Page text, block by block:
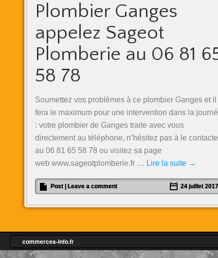
Plombier Ganges
appelez Sageot
Plomberie au 06 81
58 78
Soumettez vos problèmes à ce plombier Ganges et il
fera le maximum pour une intervention dans la
: votre plombier de Ganges traite avec vous
directement au téléphone, n’hésitez pas à le
au 06 81 65 58 78 ou visitez sa page
web www.sageotplomberie.fr … Lire la suite →
Post Leave a comment 24 juillet 2017
commerces-info.fr